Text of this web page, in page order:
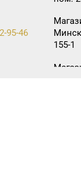
95-46
155-1